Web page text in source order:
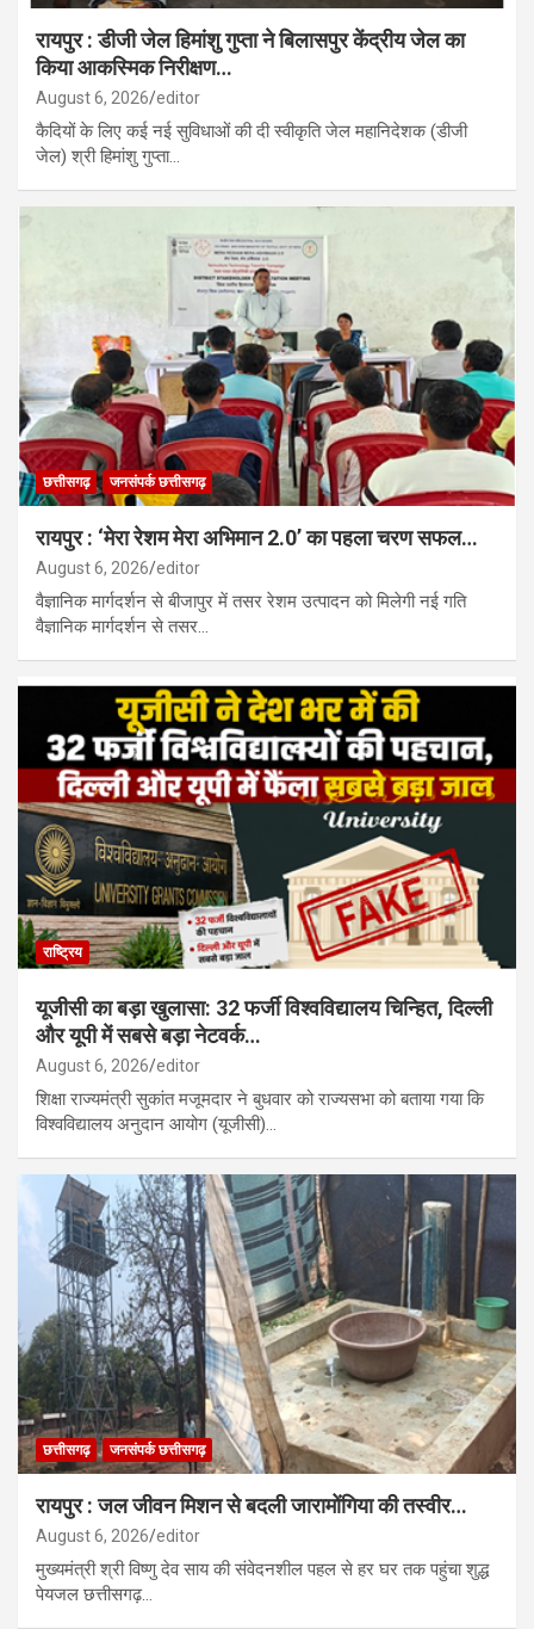
रायपुर : डीजी जेल हिमांशु गुप्ता ने बिलासपुर केंद्रीय जेल का
किया आकस्मिक निरीक्षण…
August 6, 2026 editor
कैदियों के लिए कई नई सुविधाओं की दी स्वीकृति जेल महानिदेशक (डीजी
जेल) श्री हिमांशु गुप्ता…
छत्तीसगढ़ जनसंपर्क छत्तीसगढ़
रायपुर : ‘मेरा रेशम मेरा अभिमान 2.0’ का पहला चरण सफल…
August 6, 2026 editor
वैज्ञानिक मार्गदर्शन से बीजापुर में तसर रेशम उत्पादन को मिलेगी नई गति
वैज्ञानिक मार्गदर्शन से तसर…
राष्ट्रिय
यूजीसी का बड़ा खुलासा: 32 फर्जी विश्वविद्यालय चिन्हित, दिल्ली
और यूपी में सबसे बड़ा नेटवर्क…
August 6, 2026 editor
शिक्षा राज्यमंत्री सुकांत मजूमदार ने बुधवार को राज्यसभा को बताया गया कि
विश्वविद्यालय अनुदान आयोग (यूजीसी)…
छत्तीसगढ़ जनसंपर्क छत्तीसगढ़
रायपुर : जल जीवन मिशन से बदली जारामोंगिया की तस्वीर…
August 6, 2026 editor
मुख्यमंत्री श्री विष्णु देव साय की संवेदनशील पहल से हर घर तक पहुंचा शुद्ध
पेयजल छत्तीसगढ़…